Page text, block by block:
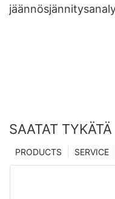
SAATAT TYKÄTÄ
SERVICE
PRODUCTS